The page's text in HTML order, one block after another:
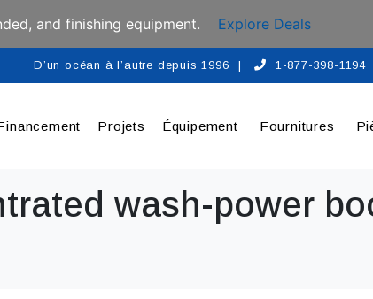
and finishing equipment. Explore Deals
D’un océan à l’autre depuis 1996 | 1-877-398-1194
Projets Équipement Fournitures
wash-power